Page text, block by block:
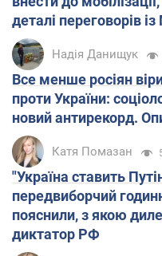
"Несуть бойове
скільки цілей
12:17
Коли українці
12:04
деталі переговорів
Надія Данищук
Все менше росіян
проти України:
новий антирекорд.
Катя Помазан
"Україна ставить
передвиборчий
пояснили, з якою
диктатор РФ